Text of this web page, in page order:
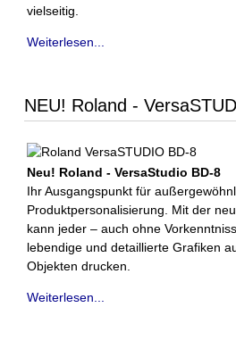
vielseitig.
Weiterlesen...
NEU! Roland -
Neu! Roland - VersaStudio BD-8
Ihr Ausgangspunkt für
Produktpersonalisierung. Mit der
kann jeder – auch ohne
lebendige und detaillierte Grafiken
Objekten drucken.
Weiterlesen...